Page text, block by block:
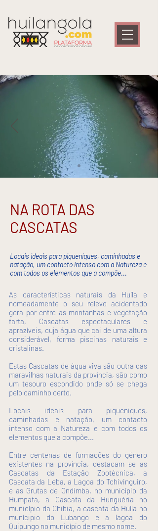
NA ROTA DAS
CASCATAS
Locais ideais para piqueniques, caminhadas e
natação, um contacto intenso com a Natureza e
com todos os elementos que a compõe...
As características naturais da Huíla e
nomeadamente o seu relevo acidentado
gera por entre as montanhas e vegetação
farta, Cascatas espectaculares e
aprazíveis, cuja água que cai de uma altura
considerável, forma piscinas naturais e
cristalinas.
Estas Cascatas de água viva são outra das
maravilhas naturais da província, são como
um tesouro escondido onde só se chega
pelo caminho certo.
Locais ideais para piqueniques,
caminhadas e natação, um contacto
intenso com a Natureza e com todos os
elementos que a compõe...
Entre centenas de formações do género
existentes na província, destacam se as
Cascatas da Estação Zootécnica, a
Cascata da Leba, a Lagoa do Tchivinguiro,
e as Grutas de Ondimba, no município da
Humpata, a Cascata da Hunguéria no
município da Chibia, a cascata da Huíla no
munícipio do Lubango e a lagoa do
Quipungo no município de mesmo nome.